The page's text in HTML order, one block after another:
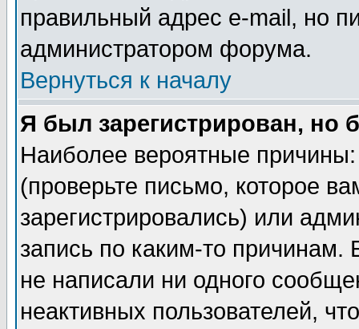
правильный адрес e-mail, но
администратором форума.
Вернуться к началу
Я был зарегистрирован, но
Наиболее вероятные
(проверьте письмо, которое
зарегистрировались) или
запись по каким-то
не написали ни одного
неактивных пользователей,